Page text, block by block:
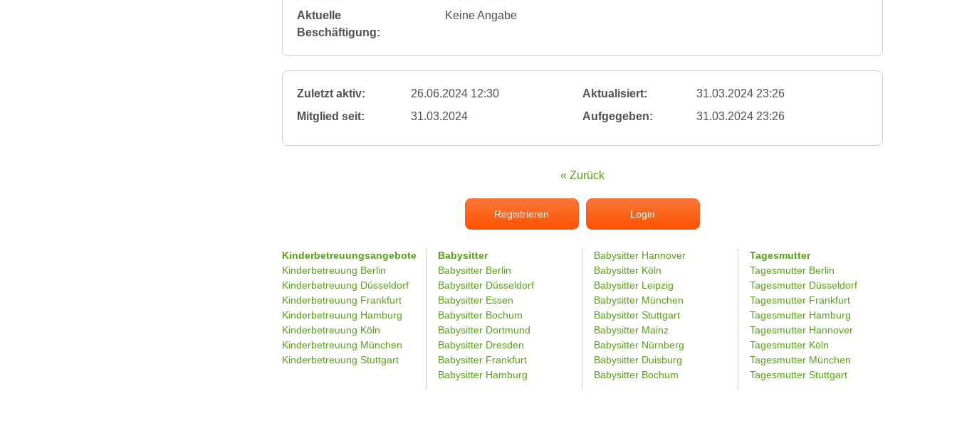
Aktuelle
Beschäftigung:
Keine Angabe
Zuletzt aktiv: 26.06.2024 12:30 Aktualisiert:
31.03.2024 23:26
Mitglied seit:
31.03.2024 Aufgegeben: 31.03.2024 23:26
« Zurück
Registrieren Login
Kinderbetreuungsangebote
Kinderbetreuung Berlin
Kinderbetreuung Düsseldorf
Kinderbetreuung Frankfurt
Kinderbetreuung Hamburg
Kinderbetreuung Köln
Kinderbetreuung München
Kinderbetreuung Stuttgart
Babysitter
Babysitter Berlin
Babysitter Düsseldorf
Babysitter Essen
Babysitter Bochum
Babysitter Dortmund
Babysitter Dresden
Babysitter Frankfurt
Babysitter Hamburg
Babysitter Hannover
Babysitter Köln
Babysitter Leipzig
Babysitter München
Babysitter Stuttgart
Babysitter Mainz
Babysitter Nürnberg
Babysitter Duisburg
Babysitter Bochum
Tagesmutter
Tagesmutter Berlin
Tagesmutter Düsseldorf
Tagesmutter Frankfurt
Tagesmutter Hamburg
Tagesmutter Hannover
Tagesmutter Köln
Tagesmutter München
Tagesmutter Stuttgart